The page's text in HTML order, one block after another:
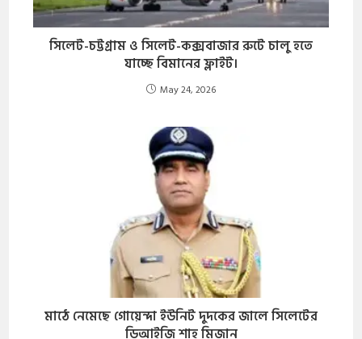
সিলেট-চট্টগ্রাম ও সিলেট-কক্সবাজার রুটে চালু হতে
যাচ্ছে বিমানের ফ্লাইট।
May 24, 2026
মাঠে নেমেছে গোয়েন্দা ইউনিট দুদকের জালে সিলেটের
ডিআইজি শাহ মিজান